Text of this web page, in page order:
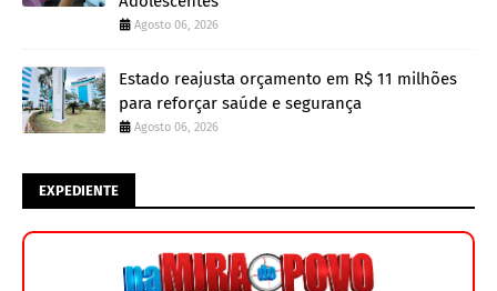
Agosto 06, 2026
Estado reajusta orçamento em R$ 11 milhões
para reforçar saúde e segurança
Agosto 06, 2026
EXPEDIENTE